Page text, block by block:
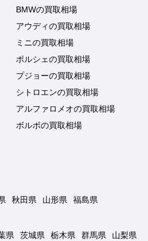
BMWの買取相場
アウディの買取相場
ミニの買取相場
ポルシェの買取相場
プジョーの買取相場
シトロエンの買取相場
アルファロメオの買取相場
ボルボの買取相場
秋田県 山形県
福島県
県 茨城県 栃木県 群馬県
山梨県